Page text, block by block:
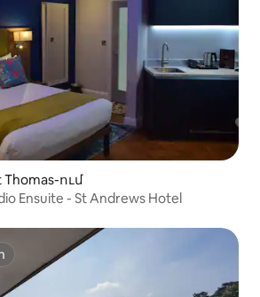
ում
Ensuite - St Andrews Hotel